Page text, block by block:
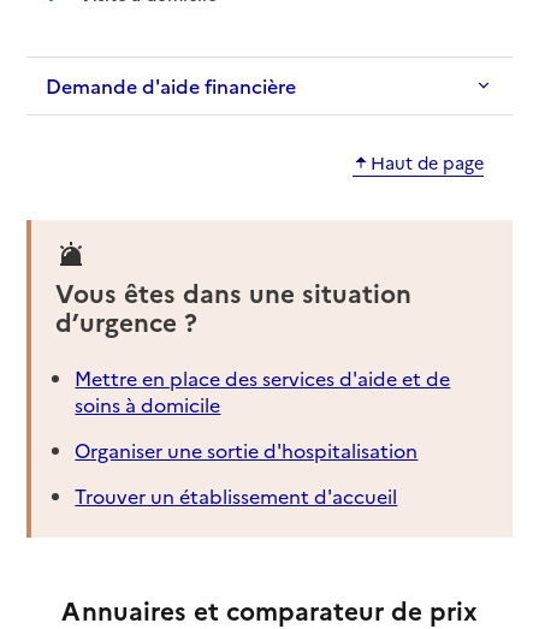
Demande d'aide financière
Haut de page
Vous êtes dans une situation
d’urgence ?
Mettre en place des services d'aide et de
soins à domicile
Organiser une sortie d'hospitalisation
Trouver un établissement d'accueil
Annuaires et comparateur de prix